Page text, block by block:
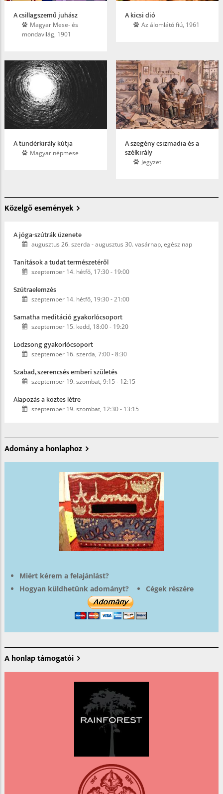
A csillagszemű juhász
Magyar Mese- és
mondavilág, 1901
A kicsi dió
Az álomlátó fiú, 1961
A tündérkirály kútja
Magyar népmese
A szegény csizmadia és a
szélkirály
Jegyzet
Közelgő események
A jóga-szútrák üzenete
augusztus 26. szerda -augusztus 30. vasárnap, egész nap
Tanítások a tudat természetéről
szeptember 14. hétfő, 17:30- 19:00
Szútraelemzés
szeptember 14. hétfő, 19:30-21:00
Samatha meditáció gyakorlócsoport
szeptember 15. kedd, 18:00- 19:20
Lodzsong gyakorlócsoport
szeptember 16. szerda, 7:00-8:30
Szabad, szerencsés emberi születés
szeptember 19. szombat, 9:15 - 12:15
Alapozás a köztes létre
szeptember 19. szombat, 12:30- 13:15
Adomány a honlaphoz
Miért kérem a felajánlást?
Hogyan küldhetünk adományt?
Cégek részére
A honlap támogatói